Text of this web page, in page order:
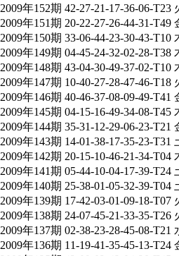
2009年152期 42-27-21-17-36-06-T23
2009年151期 20-22-27-26-44-31-T49
2009年150期 33-06-44-23-30-43-T10
2009年149期 04-45-24-32-02-28-T38
2009年148期 43-04-30-49-37-02-T10
2009年147期 10-40-27-28-47-46-T18
2009年146期 40-46-37-08-09-49-T41
2009年145期 04-15-16-49-34-08-T45
2009年144期 35-31-12-29-06-23-T21
2009年143期 14-01-38-17-35-23-T31
2009年142期 20-15-10-46-21-34-T04
2009年141期 05-44-10-04-17-39-T24
2009年140期 25-38-01-05-32-39-T04
2009年139期 17-42-03-01-09-18-T07
2009年138期 24-07-45-21-33-35-T26
2009年137期 02-38-23-28-45-08-T21
2009年136期 11-19-41-35-45-13-T24